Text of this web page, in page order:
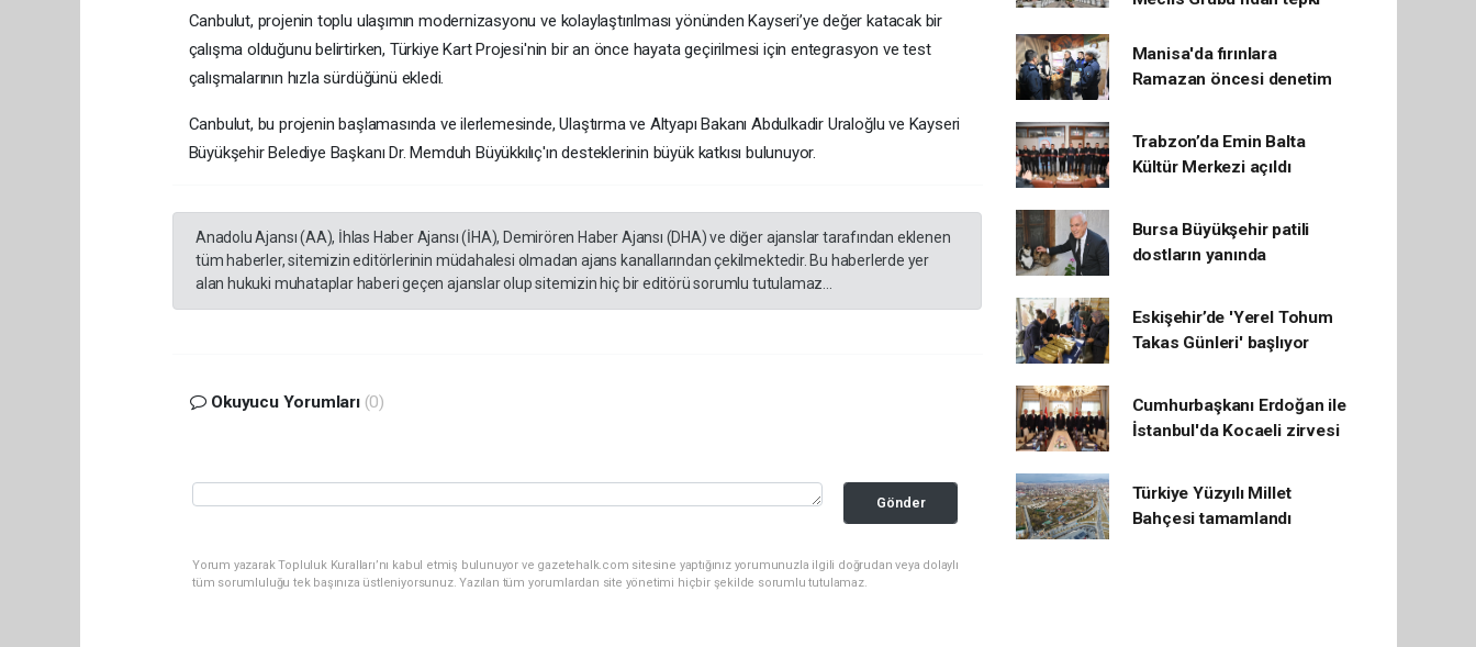
Canbulut, projenin toplu ulaşımın modernizasyonu ve kolaylaştırılması yönünden Kayseri’ye değer katacak bir
çalışma olduğunu belirtirken, Türkiye Kart Projesi'nin bir an önce hayata geçirilmesi için entegrasyon ve test
çalışmalarının hızla sürdüğünü ekledi.
Canbulut, bu projenin başlamasında ve ilerlemesinde, Ulaştırma ve Altyapı Bakanı Abdulkadir Uraloğlu ve Kayseri
Büyükşehir Belediye Başkanı Dr. Memduh Büyükkılıç'ın desteklerinin büyük katkısı bulunuyor.
Anadolu Ajansı (AA), İhlas Haber Ajansı (İHA), Demirören Haber Ajansı (DHA) ve diğer ajanslar tarafından eklenen
tüm haberler, sitemizin editörlerinin müdahalesi olmadan ajans kanallarından çekilmektedir. Bu haberlerde yer
alan hukuki muhataplar haberi geçen ajanslar olup sitemizin hiç bir editörü sorumlu tutulamaz...
Okuyucu Yorumları (0)
Gönder
Yorum yazarak Topluluk Kuralları’nı kabul etmiş bulunuyor ve gazetehalk.com sitesine yaptığınız yorumunuzla ilgili doğrudan veya dolaylı
tüm sorumluluğu tek başınıza üstleniyorsunuz. Yazılan tüm yorumlardan site yönetimi hiçbir şekilde sorumlu tutulamaz.
Manisa'da fırınlara
Ramazan öncesi denetim
Trabzon’da Emin Balta
Kültür Merkezi açıldı
Bursa Büyükşehir patili
dostların yanında
Eskişehir’de 'Yerel Tohum
Takas Günleri' başlıyor
Cumhurbaşkanı Erdoğan ile
İstanbul'da Kocaeli zirvesi
Türkiye Yüzyılı Millet
Bahçesi tamamlandı